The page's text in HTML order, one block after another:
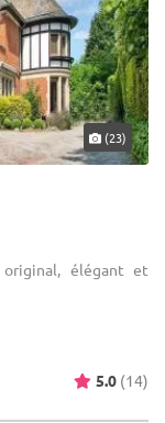
(23)
élégant et
5.0 (14)